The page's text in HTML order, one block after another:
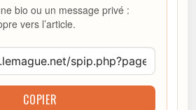
bio ou un message privé :
vers l’article.
COPIER